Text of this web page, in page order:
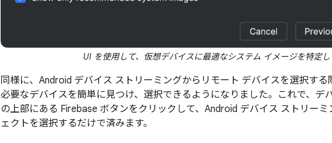
UI を使用して、仮想デバイスに最適なシステム イメージを特定し
同様に、Android デバイス ストリーミングからリモート デバイスを選択する
必要なデバイスを簡単に見つけ、選択できるようになりました。これで、デ
の上部にある Firebase ボタンをクリックして、Android デバイス ストリー
ェクトを選択するだけで済みます。